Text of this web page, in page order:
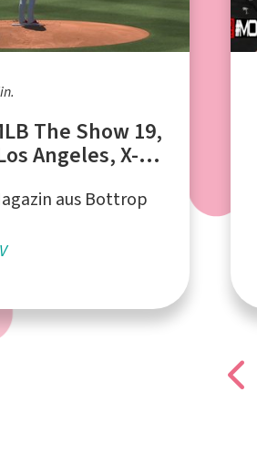
The Show 19,
Angeles, X-
aus Bottrop